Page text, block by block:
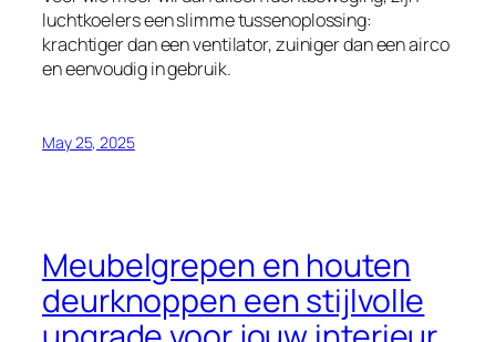
luchtkoelers een slimme tussenoplossing:
krachtiger dan een ventilator, zuiniger dan een airco
en eenvoudig in gebruik.
May 25, 2025
Meubelgrepen en houten
deurknoppen een stijlvolle